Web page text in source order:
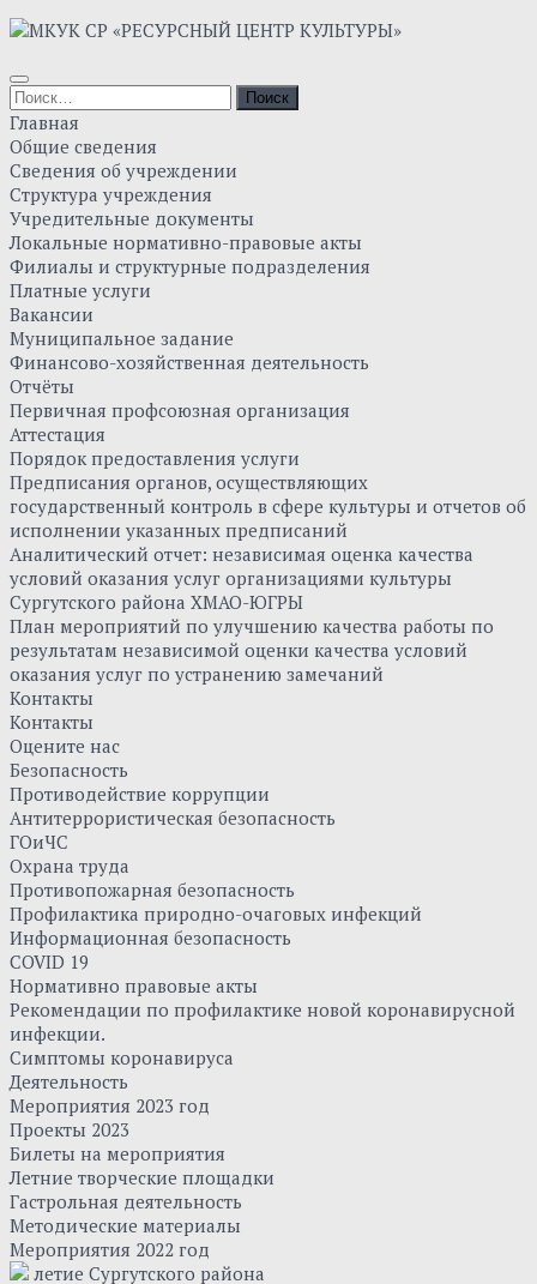
Skip
content
Найти:
Главная
Общие сведения
Сведения об учреждении
Структура учреждения
Учредительные документы
Локальные нормативно-правовые акты
Филиалы и структурные подразделения
Платные услуги
Вакансии
Муниципальное задание
Финансово-хозяйственная деятельность
Отчёты
Первичная профсоюзная организация
Аттестация
Порядок предоставления услуги
Предписания органов, осуществляющих
государственный контроль в сфере культуры и отчетов об
исполнении указанных предписаний
Аналитический отчет: независимая оценка качества
условий оказания услуг организациями культуры
Сургутского района ХМАО-ЮГРЫ
План мероприятий по улучшению качества работы по
результатам независимой оценки качества условий
оказания услуг по устранению замечаний
Контакты
Контакты
Оцените нас
Безопасность
Противодействие коррупции
Антитеррористическая безопасность
ГОиЧС
Охрана труда
Противопожарная безопасность
Профилактика природно-очаговых инфекций
Информационная безопасность
COVID 19
Нормативно правовые акты
Рекомендации по профилактике новой коронавирусной
инфекции.
Симптомы коронавируса
Деятельность
Мероприятия 2023 год
Проекты 2023
Билеты на мероприятия
Летние творческие площадки
Гастрольная деятельность
Методические материалы
Мероприятия 2022 год
летие Сургутского района